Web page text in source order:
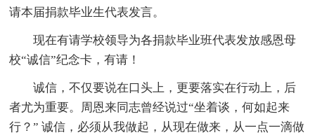
请本届捐款毕业生代表发言。
现在有请学校领导为各捐款毕业班代表发放感恩母
校“诚信”纪念卡，有请！
诚信，不仅要说在口头上，更要落实在行动上，后
者尤为重要。周恩来同志曾经说过“坐着谈，何如起来
行？” 诚信，必须从我做起，从现在做来，从一点一滴做